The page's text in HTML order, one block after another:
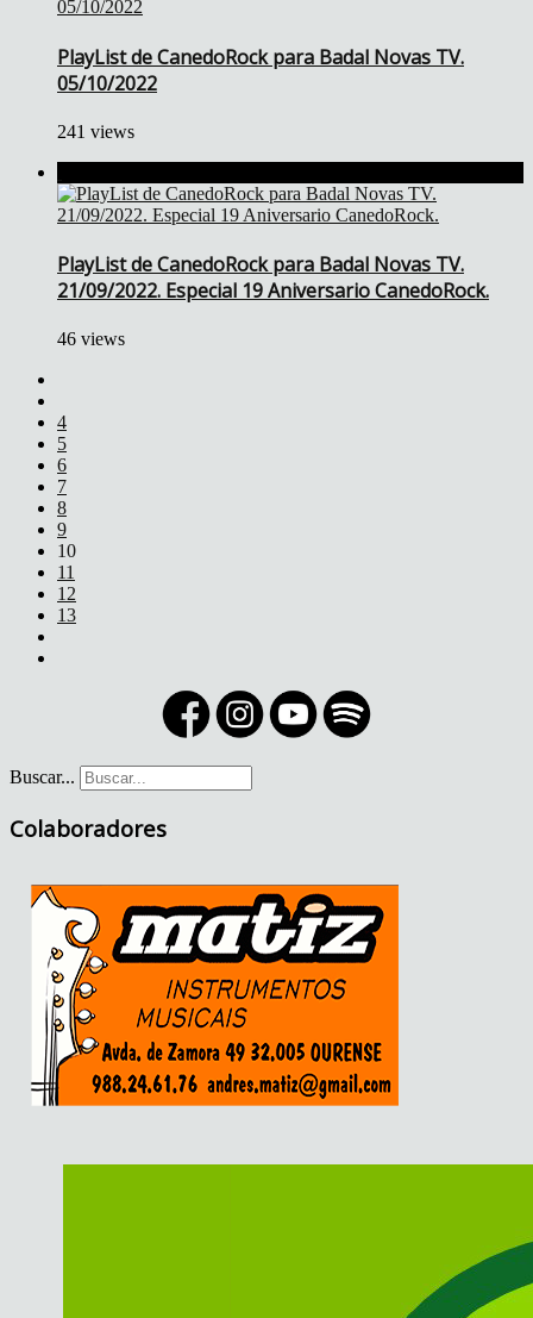
PlayList de CanedoRock para Badal Novas TV.
05/10/2022
241 views
PlayList de CanedoRock para Badal Novas TV.
21/09/2022. Especial 19 Aniversario CanedoRock.
46 views
4
5
6
7
8
9
10
11
12
13
Buscar...
Colaboradores